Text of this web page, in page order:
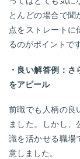
とんどの場合で聞
点をストレートに
るのがポイントです
・良い解答例：
をアピール
前職でも人柄の良
ました。しかし、
識を活かせる職場
意しました。